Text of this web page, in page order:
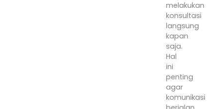
melakukan
konsultasi
langsung
kapan
saja.
Hal
ini
penting
agar
komunikasi